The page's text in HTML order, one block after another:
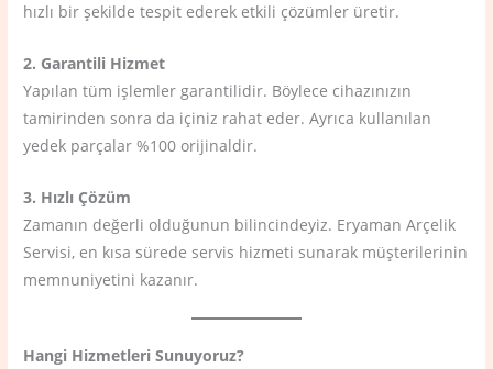
hızlı bir şekilde tespit ederek etkili çözümler üretir.
2. Garantili Hizmet
Yapılan tüm işlemler garantilidir. Böylece cihazınızın
tamirinden sonra da içiniz rahat eder. Ayrıca kullanılan
yedek parçalar %100 orijinaldir.
3. Hızlı Çözüm
Zamanın değerli olduğunun bilincindeyiz. Eryaman Arçelik
Servisi, en kısa sürede servis hizmeti sunarak müşterilerinin
memnuniyetini kazanır.
Hangi Hizmetleri Sunuyoruz?